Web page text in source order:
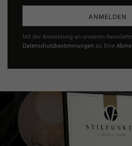
ANMELDEN
Mit der Anmeldung an unserem
Datenschutzbestimmungen zu. Eine